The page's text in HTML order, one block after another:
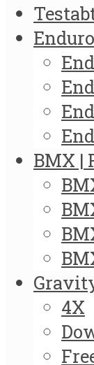
Enduro
BMX |
4X